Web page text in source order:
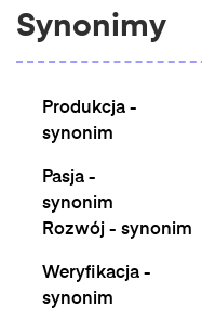
Synonimy
Produkcja -
synonim
Pasja -
synonim
Rozwój - synonim
Weryfikacja -
synonim